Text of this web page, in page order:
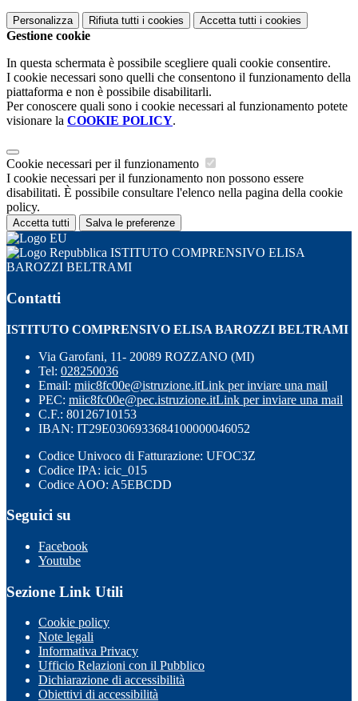
Personalizza Rifiuta tutti i cookies Accetta tutti i cookies
Gestione cookie
In questa schermata è possibile scegliere quali cookie consentire.
I cookie necessari sono quelli che consentono il funzionamento della
piattaforma e non è possibile disabilitarli.
Per conoscere quali sono i cookie necessari al funzionamento potete
visionare la COOKIE POLICY.
Cookie necessari per il funzionamento
I cookie necessari per il funzionamento non possono essere
disabilitati. È possibile consultare l'elenco nella pagina della cookie
policy.
Accetta tutti Salva le preferenze
ISTITUTO COMPRENSIVO ELISA
BAROZZI BELTRAMI
Contatti
ISTITUTO COMPRENSIVO ELISA BAROZZI BELTRAMI
Via Garofani, 11- 20089 ROZZANO (MI)
Tel: 028250036
Email: miic8fc00e@istruzione.itLink per inviare una mail
PEC: miic8fc00e@pec.istruzione.itLink per inviare una mail
C.F.: 80126710153
IBAN: IT29E0306933684100000046052
Codice Univoco di Fatturazione: UFOC3Z
Codice IPA: icic_015
Codice AOO: A5EBCDD
Seguici su
Facebook
Youtube
Sezione Link Utili
Cookie policy
Note legali
Informativa Privacy
Ufficio Relazioni con il Pubblico
Dichiarazione di accessibilità
Obiettivi di accessibilità